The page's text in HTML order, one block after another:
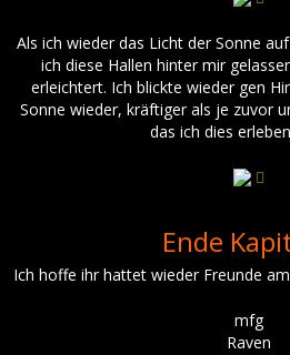
Als ich wieder das Licht der Sonne
ich diese Hallen hinter mir
erleichtert. Ich blickte wieder gen
Sonne wieder, kräftiger als je zuvor
das ich dies
Ende
Ich hoffe ihr hattet wieder Freunde
mfg
Raven